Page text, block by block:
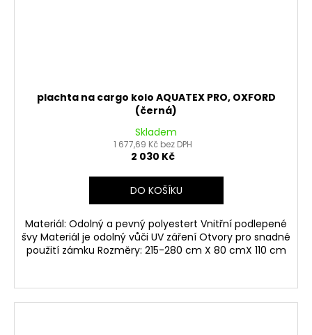
plachta na cargo kolo AQUATEX PRO, OXFORD
(černá)
Skladem
1 677,69 Kč bez DPH
2 030 Kč
DO KOŠÍKU
Materiál: Odolný a pevný polyestert Vnitřní podlepené
švy Materiál je odolný vůči UV záření Otvory pro snadné
použití zámku Rozměry: 215-280 cm X 80 cmX 110 cm